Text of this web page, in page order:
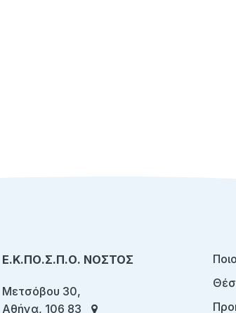
Ε.Κ.ΠΟ.Σ.Π.Ο. ΝΟΣΤΟΣ
Μετσόβου 30,
Αθήνα, 106 83